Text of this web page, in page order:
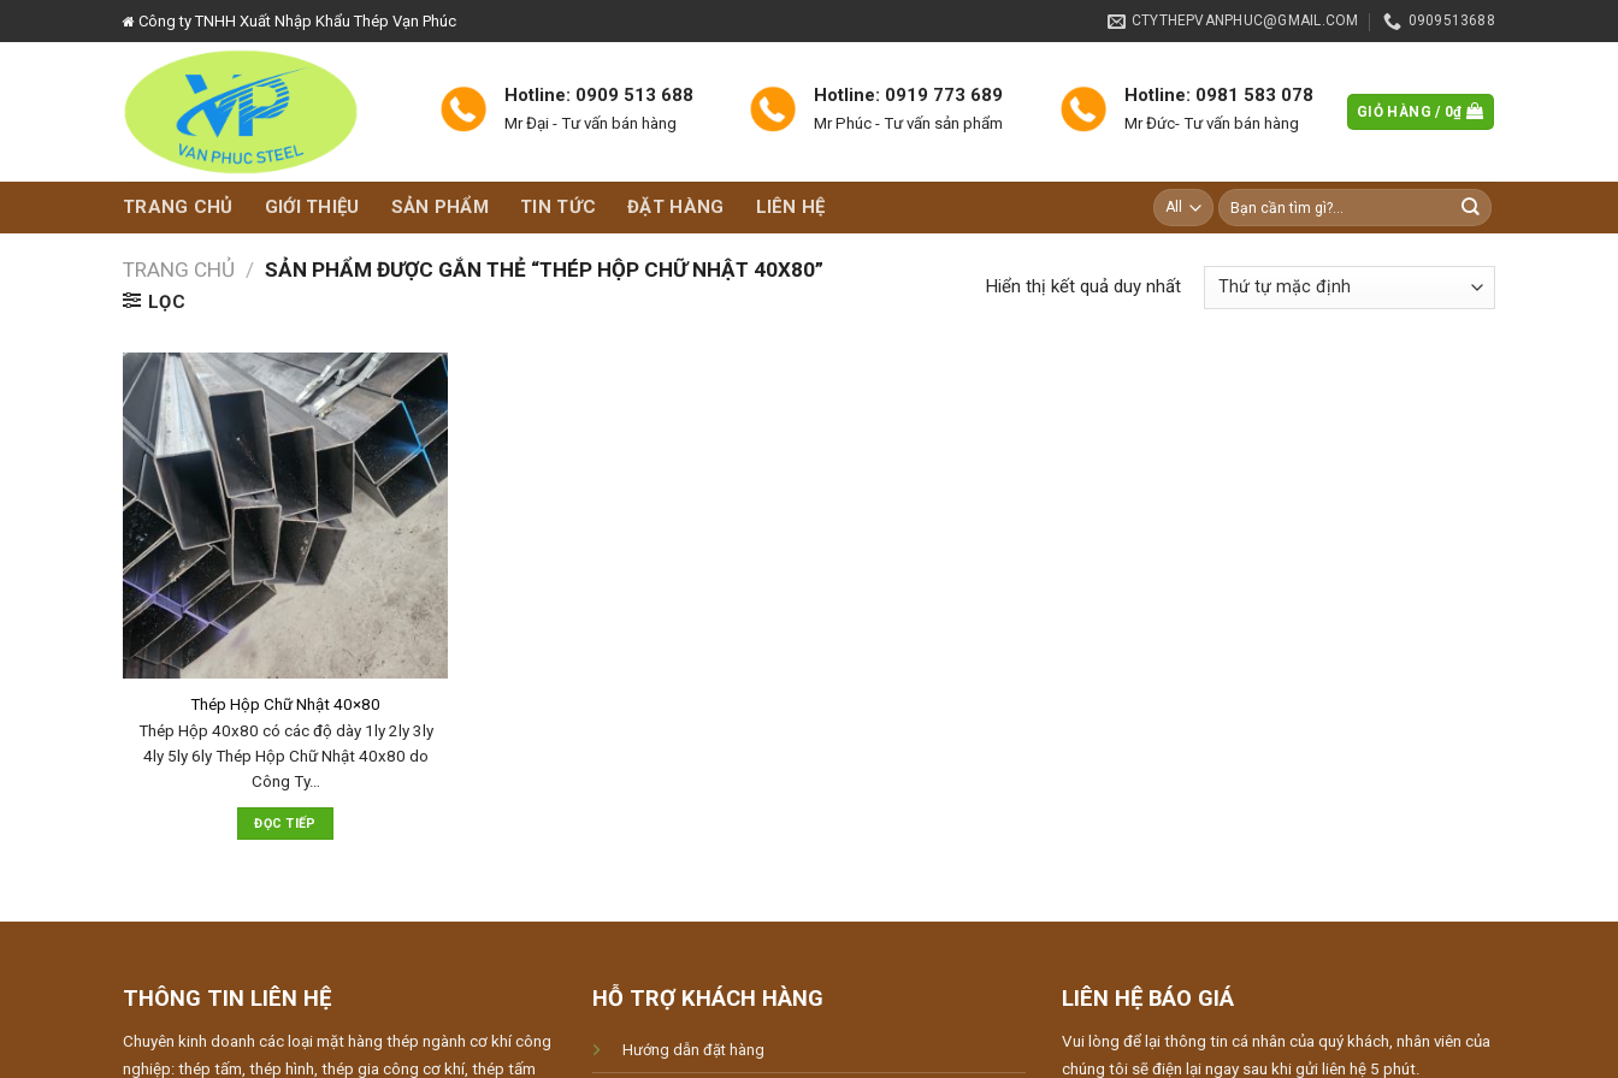
to
Công ty TNHH Xuất Nhập Khẩu Thép Vạn Phúc CTYTHEPVANPHUC@GMAIL.COM 0909513688
Hotline: 0909 513 688
Mr Đại - Tư vấn bán hàng
Hotline: 0919 773 689
Mr Phúc - Tư vấn sản phẩm
Hotline: 0981 583 078
Mr Đức- Tư vấn bán hàng
GIỎ HÀNG / 0₫
TRANG CHỦ GIỚI THIỆU SẢN PHẨM TIN TỨC ĐẶT HÀNG LIÊN HỆ
Tìm
kiếm:
TRANG CHỦ / SẢN PHẨM ĐƯỢC GẮN THẺ “THÉP HỘP CHỮ NHẬT 40X80”
LỌC
Hiển thị kết quả duy nhất
Thép Hộp Chữ Nhật 40×80
Thép Hộp 40x80 có các độ dày 1ly 2ly 3ly
4ly 5ly 6ly Thép Hộp Chữ Nhật 40x80 do
Công Ty…
ĐỌC TIẾP
THÔNG TIN LIÊN HỆ
Chuyên kinh doanh các loại mặt hàng thép ngành cơ khí công
nghiệp: thép tấm, thép hình, thép gia công cơ khí, thép tấm
HỖ TRỢ KHÁCH HÀNG
Hướng dẫn đặt hàng
LIÊN HỆ BÁO GIÁ
Vui lòng để lại thông tin cá nhân của quý khách, nhân viên của
chúng tôi sẽ điện lại ngay sau khi gửi liên hệ 5 phút.